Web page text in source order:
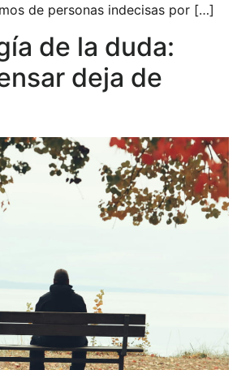
de personas indecisas por […]
de la duda:
deja de